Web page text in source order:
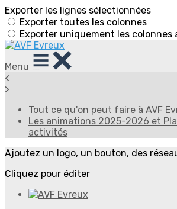
Exporter les lignes sélectionnées
Exporter toutes les colonnes
Exporter uniquement les colonnes
Menu
<
>
Tout ce qu'on peut faire à AVF
Les animations 2025-2026 et
activités
Ajoutez un logo, un bouton, des
Cliquez pour éditer